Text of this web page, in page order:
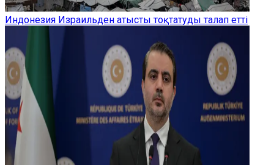
Индонезия Израильден атысты тоқтатуды талап етті